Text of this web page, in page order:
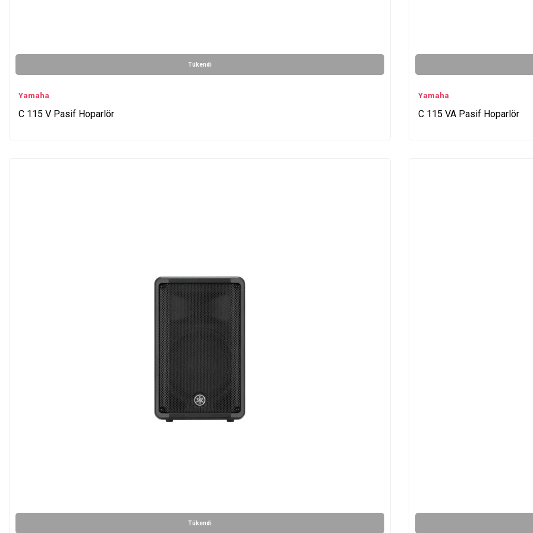
Tükendi
Yamaha
C 115 V Pasif Hoparlör
Yamaha
C 115 VA Pasif Hoparlör
Tükendi